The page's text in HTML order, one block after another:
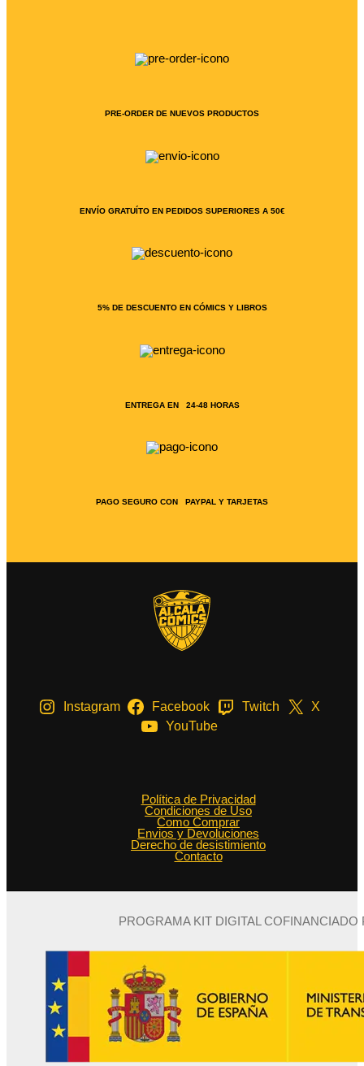
PRE-ORDER DE NUEVOS PRODUCTOS
ENVÍO GRATUÍTO EN PEDIDOS SUPERIORES A 50€
5% DE DESCUENTO EN CÓMICS Y LIBROS
ENTREGA EN 24-48 HORAS
PAGO SEGURO CON PAYPAL Y TARJETAS
Instagram Facebook Twitch
X
YouTube
Política de Privacidad
Condiciones de Uso
Como Comprar
Envios y Devoluciones
Derecho de desistimiento
Contacto
PROGRAMA KIT DIGITAL